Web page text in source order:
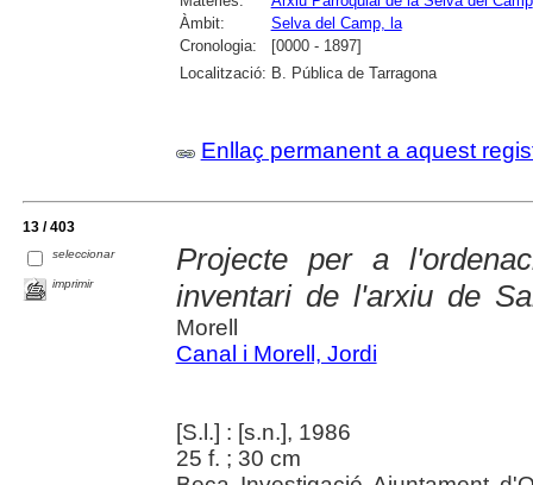
Àmbit:
Selva del Camp, la
Cronologia:
[0000 - 1897]
Localització: B. Pública de Tarragona
Enllaç permanent a aquest
13 / 403
seleccionar
imprimir
Projecte per a
inventari de l'arxiu de
Morell
Canal i Morell, Jordi
[S.l.] : [s.n.], 1986
25 f. ; 30 cm